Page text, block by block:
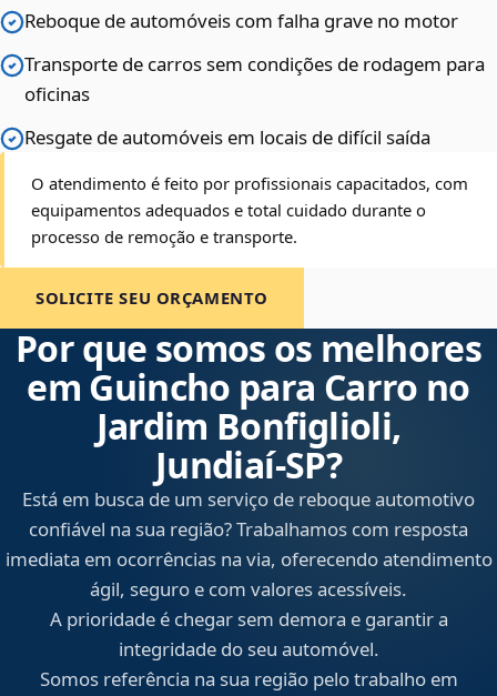
Reboque de automóveis com falha grave no motor
Transporte de carros sem condições de rodagem para
oficinas
Resgate de automóveis em locais de difícil saída
O atendimento é feito por profissionais capacitados, com
equipamentos adequados e total cuidado durante o
processo de remoção e transporte.
SOLICITE SEU ORÇAMENTO
Por que somos os melhores
em Guincho para Carro no
Jardim Bonfiglioli,
Jundiaí‑SP?
Está em busca de um serviço de reboque automotivo
confiável na sua região? Trabalhamos com resposta
imediata em ocorrências na via, oferecendo atendimento
ágil, seguro e com valores acessíveis.
A prioridade é chegar sem demora e garantir a
integridade do seu automóvel.
Somos referência na sua região pelo trabalho em